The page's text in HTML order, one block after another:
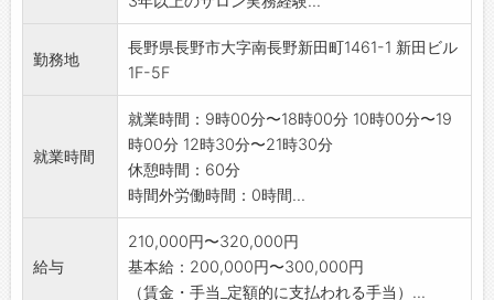
勤務地
長野県長野市大字南長野新田町1461-1 新田ビル
1F-5F
就業時間
就業時間：9時00分〜18時00分 10時00分〜19
時00分 12時30分〜21時30分
休憩時間：60分
時間外労働時間：0時間...
給与
210,000円〜320,000円
基本給：200,000円〜300,000円
（賃金・手当_定額的に支払われる手当）...